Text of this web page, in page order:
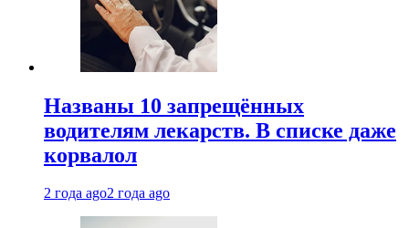
Названы 10 запрещённых
водителям лекарств. В списке даже
корвалол
2 года ago2 года ago